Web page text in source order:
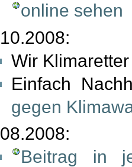
online sehen
10.2008:
Wir
Einfach
gegen
08.2008:
Beitrag in